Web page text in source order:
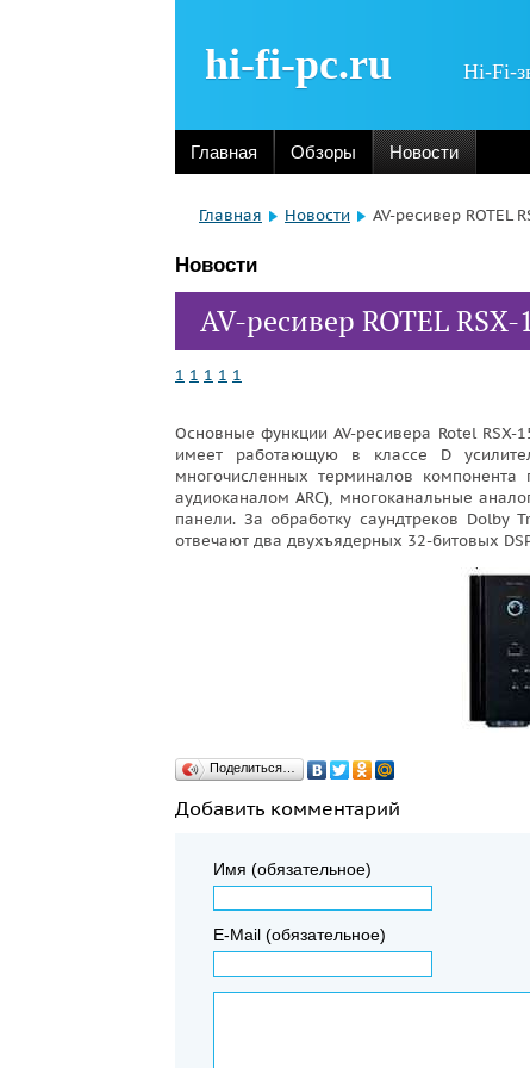
hi-fi-pc.ru Hi-Fi-
Главная Обзоры Новости
Главная Новости AV-ресивер ROTEL
Новости
AV-ресивер ROTEL RSX-
1 1 1 1 1
Основные функции AV-ресивера Rotel RSX-
имеет работающую в классе D
многочисленных терминалов
аудиоканалом ARC), многоканальные
панели. За обработку саундтреков Dolby
отвечают два двухъядерных 32-битовых
Поделиться…
Добавить комментарий
Имя (обязательное)
E-Mail (обязательное)